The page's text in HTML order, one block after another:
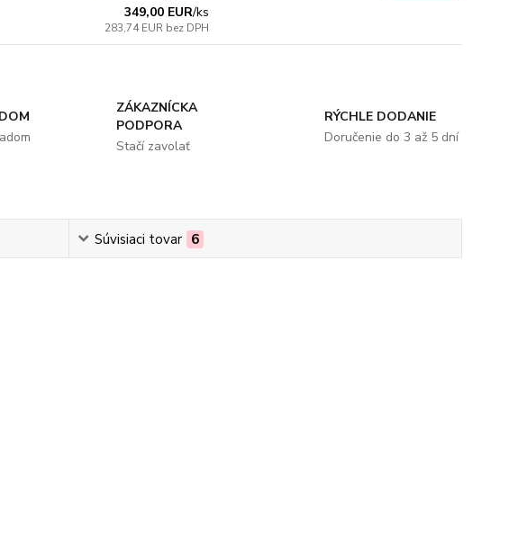
349,00 EUR/ks
283,74 EUR bez DPH
ZÁKAZNÍCKA
PODPORA
Stačí zavolať
RÝCHLE DODANIE
Doručenie do 3 až 5 dní
Súvisiaci tovar 6